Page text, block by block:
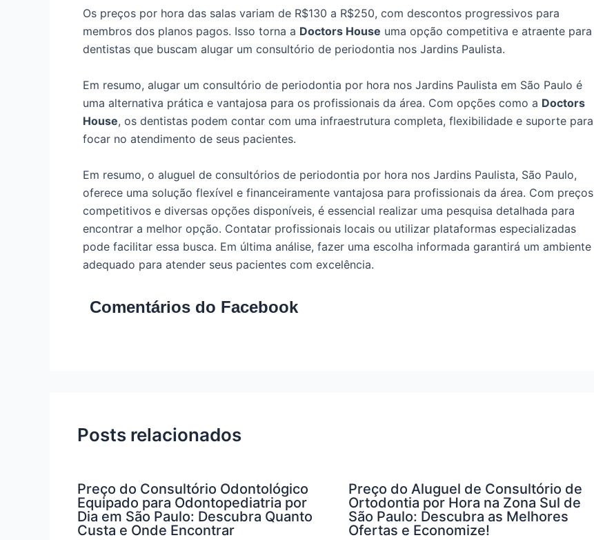
Os preços por hora das salas variam de R$130 a R$250, com descontos progressivos para
membros dos planos pagos. Isso torna a Doctors House uma opção competitiva e atraente para
dentistas que buscam alugar um consultório de periodontia nos Jardins Paulista.
Em resumo, alugar um consultório de periodontia por hora nos Jardins Paulista em São Paulo é
uma alternativa prática e vantajosa para os profissionais da área. Com opções como a Doctors
House, os dentistas podem contar com uma infraestrutura completa, flexibilidade e suporte para
focar no atendimento de seus pacientes.
Em resumo, o aluguel de consultórios de periodontia por hora nos Jardins Paulista, São Paulo,
oferece uma solução flexível e financeiramente vantajosa para profissionais da área. Com preços
competitivos e diversas opções disponíveis, é essencial realizar uma pesquisa detalhada para
encontrar a melhor opção. Contatar profissionais locais ou utilizar plataformas especializadas
pode facilitar essa busca. Em última análise, fazer uma escolha informada garantirá um ambiente
adequado para atender seus pacientes com excelência.
Comentários do Facebook
Posts relacionados
Preço do Consultório Odontológico
Equipado para Odontopediatria por
Dia em São Paulo: Descubra Quanto
Custa e Onde Encontrar
Preço do Aluguel de Consultório de
Ortodontia por Hora na Zona Sul de
São Paulo: Descubra as Melhores
Ofertas e Economize!